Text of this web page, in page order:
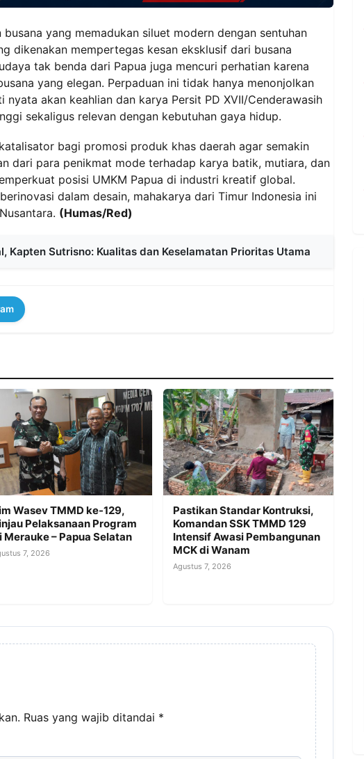
yang memadukan siluet modern dengan sentuhan
dikenakan mempertegas kesan eksklusif dari busana
tak benda dari Papua juga mencuri perhatian karena
yang elegan. Perpaduan ini tidak hanya menonjolkan
akan keahlian dan karya Persit PD XVII/Cenderawasih
sekaligus relevan dengan kebutuhan gaya hidup.
bagi promosi produk khas daerah agar semakin
dari para penikmat mode terhadap karya batik, mutiara, dan
posisi UMKM Papua di industri kreatif global.
dalam desain, mahakarya dari Timur Indonesia ini
(Humas/Red)
Kapten Sutrisno: Kualitas dan Keselamatan Prioritas Utama
Wasev TMMD ke-129,
Pelaksanaan Program
Merauke – Papua Selatan
7, 2026
Pastikan Standar Kontruksi,
Komandan SSK TMMD 129
Intensif Awasi Pembangunan
MCK di Wanam
Agustus 7, 2026
Ruas yang wajib ditandai *